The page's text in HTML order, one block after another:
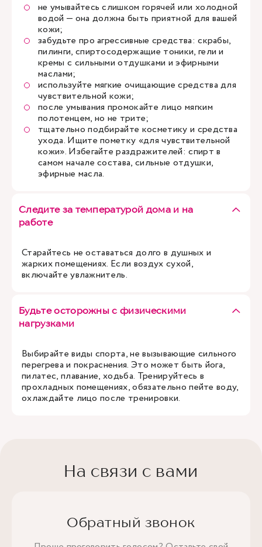
не умывайтесь слишком горячей или холодной
водой — она должна быть приятной для вашей
кожи;
забудьте про агрессивные средства: скрабы,
пилинги, спиртосодержащие тоники, гели и
кремы с сильными отдушками и эфирными
маслами;
используйте мягкие очищающие средства для
чувствительной кожи;
после умывания промокайте лицо мягким
полотенцем, но не трите;
тщательно подбирайте косметику и средства
ухода. Ищите пометку «для чувствительной
кожи». Избегайте раздражителей: спирт в
самом начале состава, сильные отдушки,
эфирные масла.
Следите за температурой дома и на
работе
Старайтесь не оставаться долго в душных и
жарких помещениях. Если воздух сухой,
включайте увлажнитель.
Будьте осторожны с физическими
нагрузками
Выбирайте виды спорта, не вызывающие сильного
перегрева и покраснения. Это может быть йога,
пилатес, плавание, ходьба. Тренируйтесь в
прохладных помещениях, обязательно пейте воду,
охлаждайте лицо после тренировки.
На связи с вами
Обратный звонок